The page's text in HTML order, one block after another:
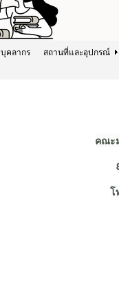
บุคลากร สถานที่และอุปกรณ์
คณะ
โ